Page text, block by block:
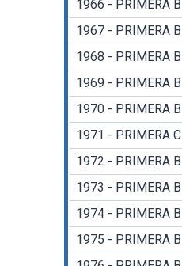
1966 - PRIMERA B
1967 - PRIMERA B
1968 - PRIMERA B
1969 - PRIMERA B
1970 - PRIMERA B
1971 - PRIMERA C
1972 - PRIMERA B
1973 - PRIMERA B
1974 - PRIMERA B
1975 - PRIMERA B